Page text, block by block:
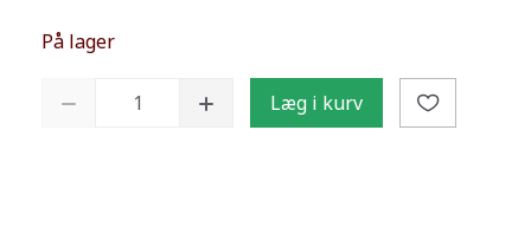
På lager
Læg i kurv